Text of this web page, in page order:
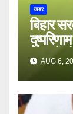
खबर
बिहार
अन्य हैं
AUG 6,